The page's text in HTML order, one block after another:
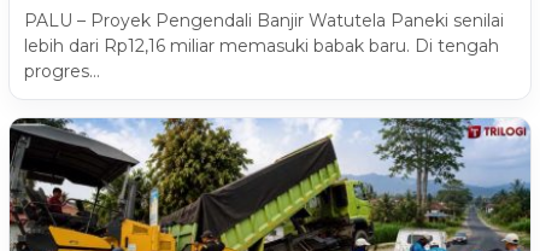
PALU – Proyek Pengendali Banjir Watutela Paneki senilai
lebih dari Rp12,16 miliar memasuki babak baru. Di tengah
progres…